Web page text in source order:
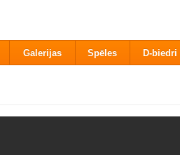
Galerijas Spēles D-biedri